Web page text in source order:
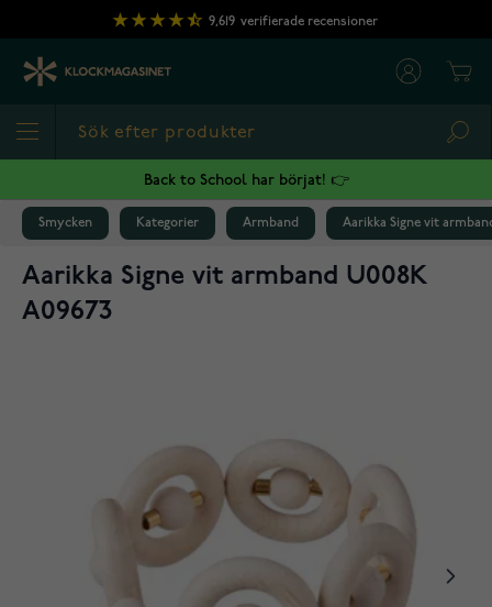
Hoppa till innehållet
9,619 verifierade recensioner
Back to School har börjat! 👉
Smycken Kategorier Armband Aarikka Signe vit
Aarikka Signe vit armband U008K
A09673